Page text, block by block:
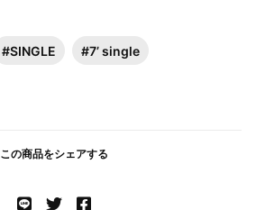
#SINGLE #7’ single
この商品をシェアする